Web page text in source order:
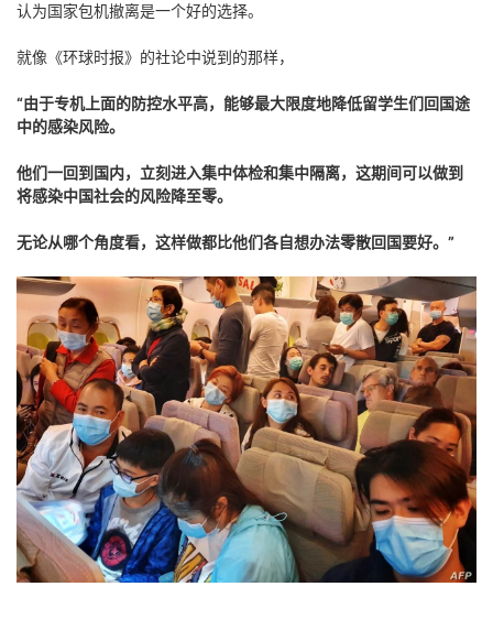
认为国家包机撤离是一个好的选择。
就像《环球时报》的社论中说到的那样，
“由于专机上面的防控水平高，能够最大限度地降低留学生们回国途
中的感染风险。
他们一回到国内，立刻进入集中体检和集中隔离，这期间可以做到
将感染中国社会的风险降至零。
无论从哪个角度看，这样做都比他们各自想办法零散回国要好。”